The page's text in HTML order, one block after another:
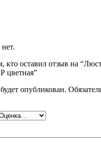
кто оставил отзыв на
цветная”
опубликован.